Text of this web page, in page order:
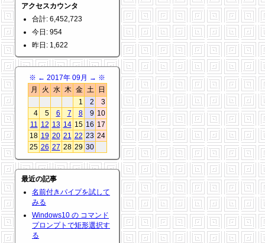
アクセスカウンタ
合計: 6,452,723
今日: 954
昨日: 1,622
※ ← 2017年 09月 → ※
月
火 水 木 金 土
日
1
2
3
4
5 6 7 8 9 10
11 12 13 14 15 16 17
18 19 20 21 22 23 24
25 26 27 28 29 30
最近の記事
名前付きパイプを試して
みる
Windows10 の コマンド
プロンプトで矩形選択す
る